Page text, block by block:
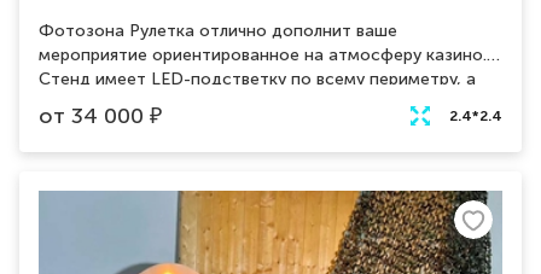
Фотозона Рулетка отлично дополнит ваше
мероприятие ориентированное на атмосферу казино.
Стенд имеет LED-подстветку по всему периметру, а
также изображения больших игральных карт и кубиков.
Гости определенно заинтересуются данной
декорацией на вашей вечеринке и не захотят пройти
от 34 000 ₽ 2.4*2.4